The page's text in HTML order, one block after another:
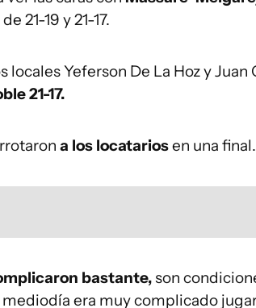
21-19 y 21-17.
locales Yeferson De La Hoz y Juan
21-17.
a los locatariosen una final.
bastante,son
era muy complicado